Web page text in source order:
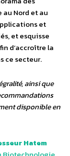
Nord et au
et
et esquisse
d’accroître la
ce secteur.
ainsi que
disponible en
Hatem